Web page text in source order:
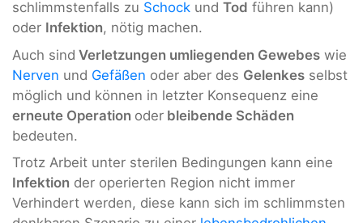
schlimmstenfalls zu Schock und Tod führen kann)
oder Infektion, nötig machen.
Auch sind Verletzungen umliegenden Gewebes wie
Nerven und Gefäßen oder aber des Gelenkes selbst
möglich und können in letzter Konsequenz eine
erneute Operation oder bleibende Schäden
bedeuten.
Trotz Arbeit unter sterilen Bedingungen kann eine
Infektion der operierten Region nicht immer
Verhindert werden, diese kann sich im schlimmsten